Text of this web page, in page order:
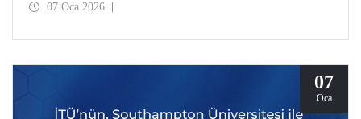
düzenlenen “Yer Gözlemi – Yerin Məsafədən Müşahidəsi”
07 Oca 2026
07
Oca